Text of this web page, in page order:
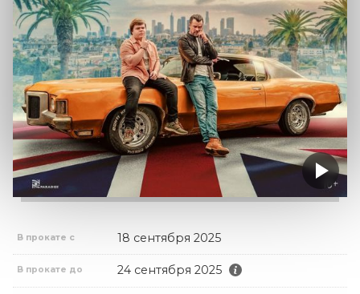
В прокате с 18 сентября 2025
В прокате до 24 сентября 2025